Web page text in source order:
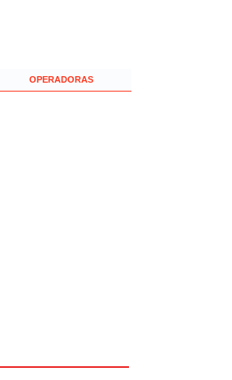
OPERADORAS